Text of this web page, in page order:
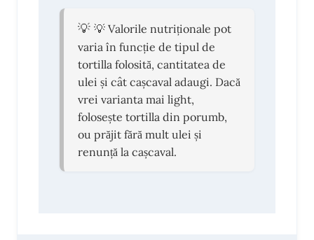
💡 Valorile nutriționale pot
varia în funcție de tipul de
tortilla folosită, cantitatea de
ulei și cât cașcaval adaugi. Dacă
vrei varianta mai light,
folosește tortilla din porumb,
ou prăjit fără mult ulei și
renunță la cașcaval.